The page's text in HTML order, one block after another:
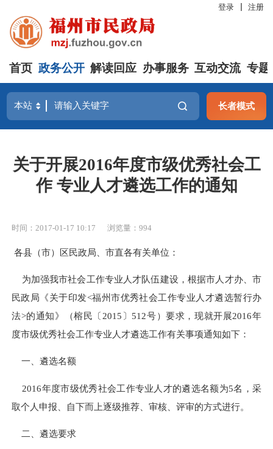
登录 注册
首页 政务公开 解读回应 办事服务 互动交流 专题
长者模式
关于开展2016年度市级优秀社会工
作 专业人才遴选工作的通知
时间：2017-01-17 10:17 浏览量：994
各县（市）区民政局、市直各有关单位：
为加强我市社会工作专业人才队伍建设，根据市人才办、市
民政局《关于印发<福州市优秀社会工作专业人才遴选暂行办
法>的通知》（榕民 〔 2015 〕 512号）要求，现就开展2016年
度市级优秀社会工作专业人才遴选工作有关事项通知如下：
一、遴选名额
2016年度市级优秀社会工作专业人才的遴选名额为5名，采
取个人申报、自下而上逐级推荐、审核、评审的方式进行。
二、遴选要求